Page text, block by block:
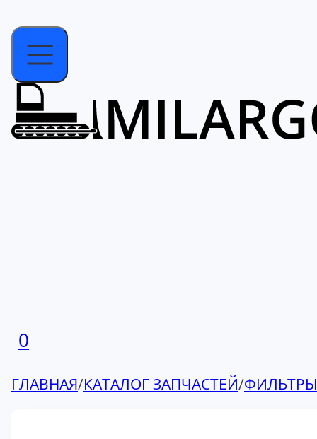
0
ГЛАВНАЯ/КАТАЛОГ ЗАПЧАСТЕЙ/ФИЛЬТРЫ